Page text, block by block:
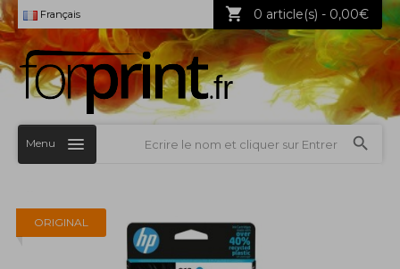
Français 0 article(s) - 0,00€
Menu
ORIGINAL